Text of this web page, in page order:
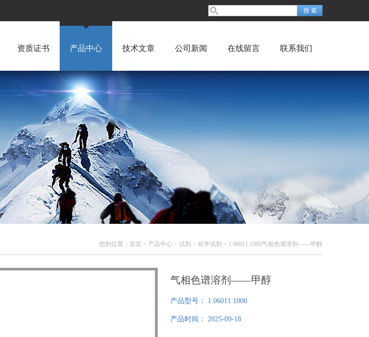
资质证书 产品中心 技术文章 公司新闻 在线留言 联系我们
您的位置： 首页 > 产品中心 > 试剂 > 化学试剂 > 1.06011.1000气相色谱溶剂——甲醇
气相色谱溶剂——甲醇
产品型号： 1.06011.1000
产品时间： 2025-09-18